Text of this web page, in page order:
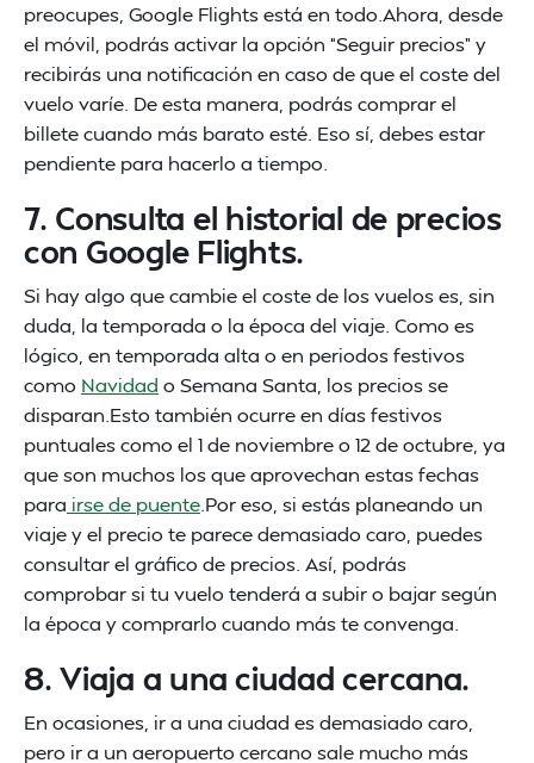
preocupes, Google Flights está en todo.Ahora, desde
el móvil, podrás activar la opción “Seguir precios” y
recibirás una notificación en caso de que el coste del
vuelo varíe. De esta manera, podrás comprar el
billete cuando más barato esté. Eso sí, debes estar
pendiente para hacerlo a tiempo.
7. Consulta el historial de precios
con Google Flights.
Si hay algo que cambie el coste de los vuelos es, sin
duda, la temporada o la época del viaje. Como es
lógico, en temporada alta o en periodos festivos
como Navidad o Semana Santa, los precios se
disparan.Esto también ocurre en días festivos
puntuales como el 1 de noviembre o 12 de octubre, ya
que son muchos los que aprovechan estas fechas
para irse de puente .Por eso, si estás planeando un
viaje y el precio te parece demasiado caro, puedes
consultar el gráfico de precios. Así, podrás
comprobar si tu vuelo tenderá a subir o bajar según
la época y comprarlo cuando más te convenga.
8. Viaja a una ciudad cercana.
En ocasiones, ir a una ciudad es demasiado caro,
pero ir a un aeropuerto cercano sale mucho más